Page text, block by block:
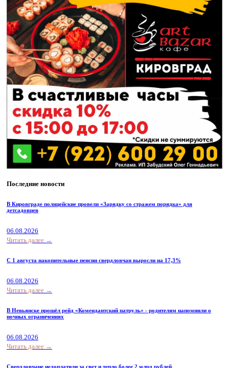
Последние новости
В Кировграде полицейские провели «Зарядку со стражем порядка» для
детсадовцев
06.08.2026
Читать далее →
С 1 августа накопительные пенсии свердловчан выросли на 17,3%
06.08.2026
Читать далее →
В Невьянске прошёл рейд «Комендантский патруль» - родителям напомнили о
ночных ограничениях
06.08.2026
Читать далее →
Свердловчане недоплатили за свет и тепло более 2 млрд рублей